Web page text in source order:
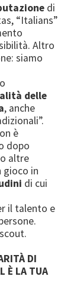
di
“Italians”
Altro
siamo
delle
, anche
è
dopo
altre
gioco in
di cui
il talento e
DI
È LA TUA